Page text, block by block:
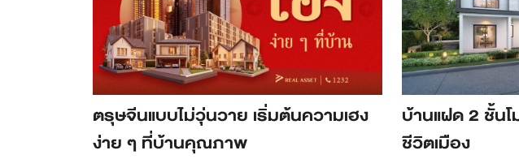
ตรุษจีนแบบไม่วุ่นวาย เริ่มต้นความเฮง
ง่าย ๆ ที่บ้านคุณภาพ
บ้านแฝด 2 ชั้น
ชีวิตเมือง